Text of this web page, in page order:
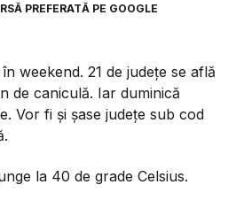
PREFERATĂ PE GOOGLE
weekend. 21 de județe se află
de caniculă. Iar duminică
Vor fi și șase județe sub cod
la 40 de grade Celsius.